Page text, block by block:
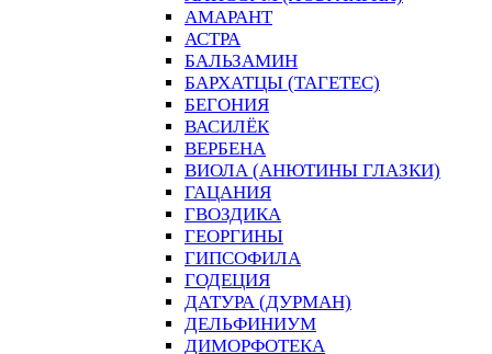
АМАРАНТ
АСТРА
БАЛЬЗАМИН
БАРХАТЦЫ (ТАГЕТЕС)
БЕГОНИЯ
ВАСИЛЁК
ВЕРБЕНА
ВИОЛА (АНЮТИНЫ ГЛАЗКИ)
ГАЦАНИЯ
ГВОЗДИКА
ГЕОРГИНЫ
ГИПСОФИЛА
ГОДЕЦИЯ
ДАТУРА (ДУРМАН)
ДЕЛЬФИНИУМ
ДИМОРФОТЕКА